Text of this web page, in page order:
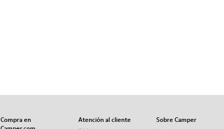
Compra en
Atención al cliente
Sobre Camper